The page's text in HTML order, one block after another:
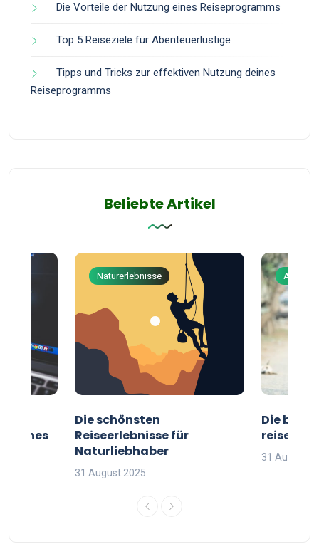
Die Vorteile der Nutzung eines Reiseprogramms
Top 5 Reiseziele für Abenteuerlustige
Tipps und Tricks zur effektiven Nutzung deines
Reiseprogramms
Beliebte Artikel
deines
Naturerlebnisse
Die schönsten
Reiseerlebnisse für
Naturliebhaber
31 August 2025
Die
reisende
31 August